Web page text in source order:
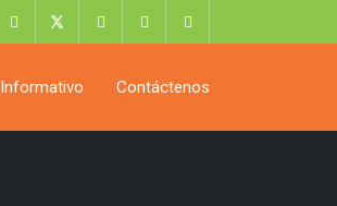
Informativo Contáctenos